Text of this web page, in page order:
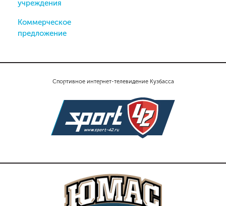
Спортивное интернет-телевидение Кузбасса
учреждения
Коммерческое
предложение